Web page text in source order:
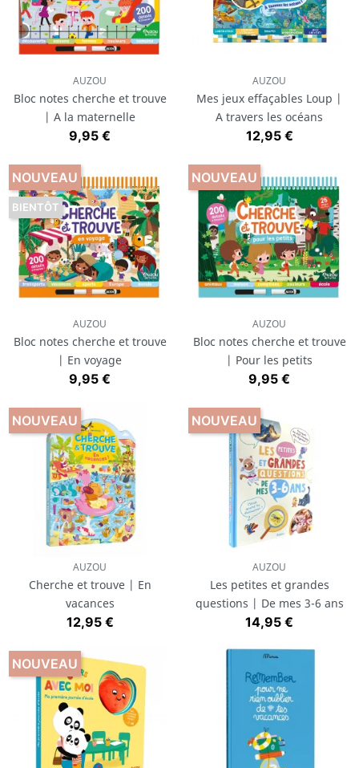
AUZOU
Bloc notes cherche et trouve
| A la maternelle
Prix
9,95 €
AUZOU
Mes jeux effaçables Loup |
A travers les océans
Prix
12,95 €
AUZOU
Bloc notes cherche et trouve
| En voyage
Prix
9,95 €
NOUVEAU
BIENTÔT
AUZOU
Bloc notes cherche et trouve
| Pour les petits
Prix
9,95 €
NOUVEAU
AUZOU
Cherche et trouve | En
vacances
Prix
12,95 €
NOUVEAU
AUZOU
Les petites et grandes
questions | De mes 3-6 ans
Prix
14,95 €
NOUVEAU
NOUVEAU